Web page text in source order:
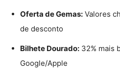
Oferta de Gemas: Valores
de desconto
Bilhete Dourado: 32% mais
Google/Apple